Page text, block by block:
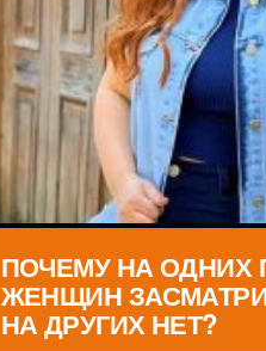
ПОЧЕМУ НА ОДНИХ
ЖЕНЩИН
НА ДРУГИХ НЕТ?